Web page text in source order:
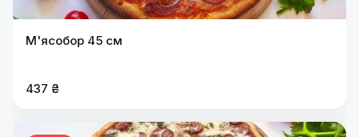
М'ясобор 45 см
437 ₴